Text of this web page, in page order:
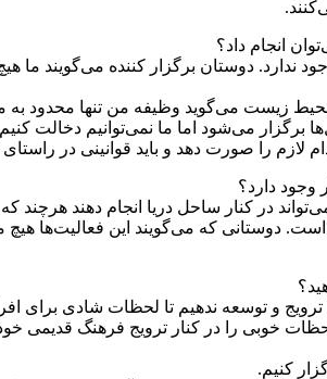
انجام داد؟
ندارد. دوستان برگزار کننده می‌گویند
زیست می‌گوید وظیفه من تنها محدود
می‌شود اما ما نمی‌توانیم دخالت
لازم را صورت دهد و باید قوانینی در
وجود دارد؟
در کنار ساحل دریا انجام دهند هرچند
دوستانی که می‌گویند این فعالیت‌ها هیچ
و توسعه ندهیم تا لحظات شادی برای
خوبی را در کنار ترویج فرهنگ
کنیم.